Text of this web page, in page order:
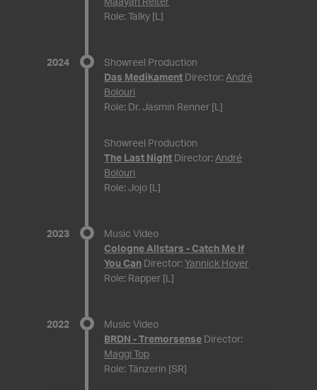
Role: Talky [L]
2024
Showreel Production
Das Medikament Director: André
Bolouri
Role: Dr. Jasmin Renner [L]
Showreel Production
The Last Night Director: André
Bolouri
Role: Jojo [L]
2023
Music Video
Cologne Allstars - Catch Me If
You Can Director:Yannick Hoyer
Role: Rapper [L]
2022
Music Video
BRDN - Tremorsense Director:
Maggi Top
Role: Tänzerin [SR]